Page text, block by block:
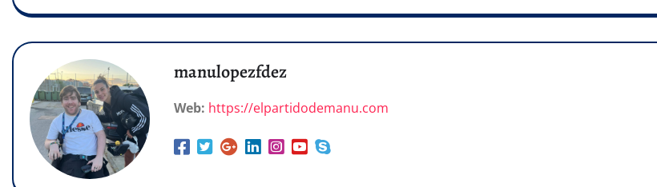
manulopezfdez
Web: https://elpartidodemanu.com